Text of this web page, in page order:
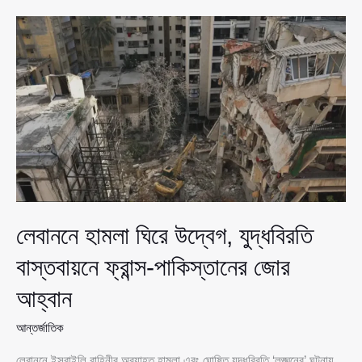
স্বাভাবিক
করতে
লন্ডনে
বহুজাতিক
বৈঠক,
৩০টির
বেশি
দেশের
অংশগ্রহণ
লেবাননে হামলা ঘিরে উদ্বেগ, যুদ্ধবিরতি
বাস্তবায়নে ফ্রান্স-পাকিস্তানের জোর
আহ্বান
আন্তর্জাতিক